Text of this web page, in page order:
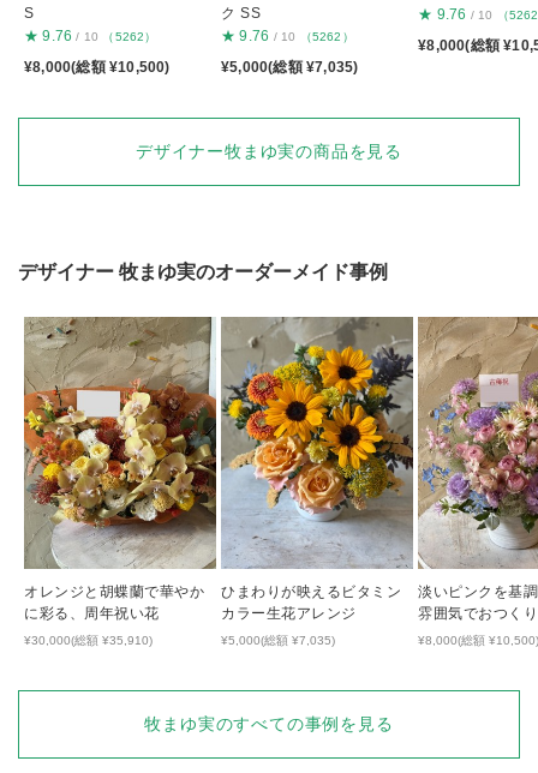
S
★ 9.76 / 10 （5262）
¥8,000(総額 ¥10,500)
ク SS
★ 9.76 / 10 （5262）
¥5,000(総額 ¥7,035)
★ 9.76 / 10 （
¥8,000(総額
デザイナー牧まゆ実の商品を見る
デザイナー 牧まゆ実のオーダーメイド事例
オレンジと胡蝶蘭で華やか
に彩る、周年祝い花
¥30,000(総額 ¥35,910)
ひまわりが映えるビタミン
カラー生花アレンジ
¥5,000(総額 ¥7,035)
淡いピンクを基
雰囲気でおつく
祝い花
¥8,000(総額
牧まゆ実のすべての事例を見る